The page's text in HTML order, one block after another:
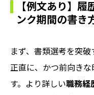
【例文あり】
ンク期間の書き
まず、書類選考を突破
正直に、かつ前向き
す。より詳しい職務経